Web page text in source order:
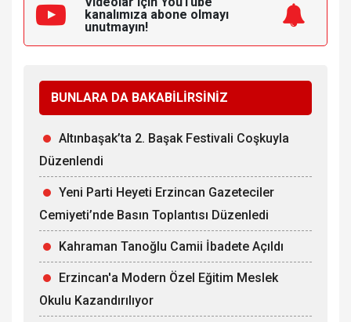
kanalımıza abone olmayı
unutmayın!
BUNLARA DA BAKABİLİRSİNİZ
Altınbaşak’ta 2. Başak Festivali Coşkuyla
Düzenlendi
Yeni Parti Heyeti Erzincan Gazeteciler
Cemiyeti’nde Basın Toplantısı Düzenledi
Kahraman Tanoğlu Camii İbadete Açıldı
Erzincan'a Modern Özel Eğitim Meslek
Okulu Kazandırılıyor